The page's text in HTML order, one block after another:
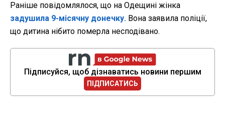
Раніше повідомлялося, що на Одещині жінка
задушила 9-місячну донечку. Вона заявила поліції,
що дитина нібито померла несподівано.
Підписуйся, щоб дізнаватись новини першим
ПІДПИСАТИСЬ